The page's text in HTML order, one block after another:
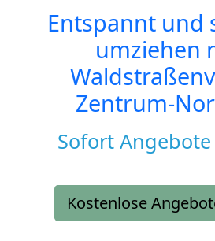
Entspannt und
umziehen
Zentrum-
Sofort
Kostenlose